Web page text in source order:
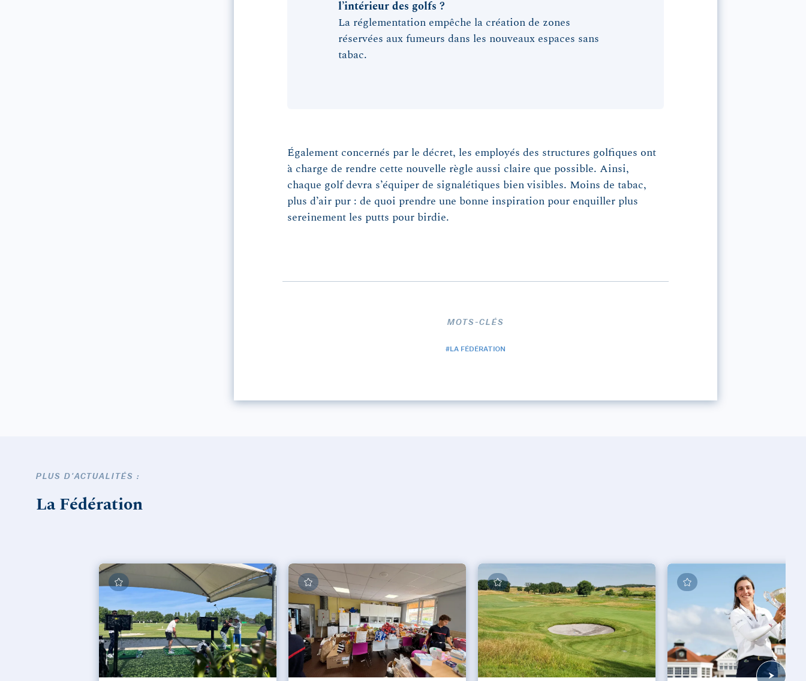
l’intérieur des golfs ?
La réglementation empêche la création de zones
réservées aux fumeurs dans les nouveaux espaces sans
tabac.
Également concernés par le décret, les employés des structures golfiques ont
à charge de rendre cette nouvelle règle aussi claire que possible. Ainsi,
chaque golf devra s’équiper de signalétiques bien visibles. Moins de tabac,
plus d’air pur : de quoi prendre une bonne inspiration pour enquiller plus
sereinement les putts pour birdie.
MOTS-CLÉS
#LA FÉDÉRATION
PLUS D'ACTUALITÉS :
La Fédération